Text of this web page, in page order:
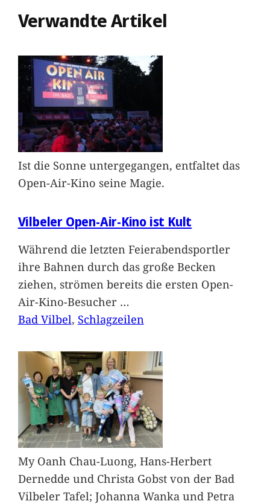
Verwandte Artikel
Ist die Sonne untergegangen, entfaltet das
Open-Air-Kino seine Magie.
Vilbeler Open-Air-Kino ist Kult
Während die letzten Feierabendsportler
ihre Bahnen durch das große Becken
ziehen, strömen bereits die ersten Open-
Air-Kino-Besucher …
Bad Vilbel, Schlagzeilen
My Oanh Chau-Luong, Hans-Herbert
Dernedde und Christa Gobst von der Bad
Vilbeler Tafel; Johanna Wanka und Petra